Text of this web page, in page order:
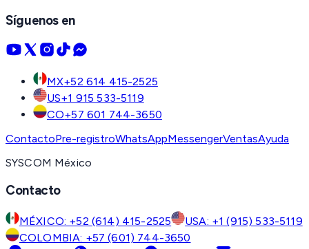
Síguenos en
MX+52 614 415-2525
US+1 915 533-5119
CO+57 601 744-3650
ContactoPre-registroWhatsAppMessengerVentasAyuda
SYSCOM México
Contacto
MÉXICO: +52 (614) 415-2525
USA: +1 (915) 533-5119
COLOMBIA: +57 (601) 744-3650